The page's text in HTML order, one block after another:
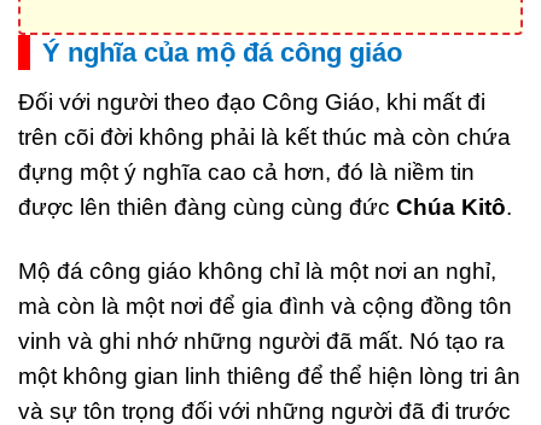
Ý nghĩa của mộ đá công giáo
Đối với người theo đạo Công Giáo, khi mất đi
trên cõi đời không phải là kết thúc mà còn chứa
đựng một ý nghĩa cao cả hơn, đó là niềm tin
được lên thiên đàng cùng cùng đức Chúa Kitô.
Mộ đá công giáo không chỉ là một nơi an nghỉ,
mà còn là một nơi để gia đình và cộng đồng tôn
vinh và ghi nhớ những người đã mất. Nó tạo ra
một không gian linh thiêng để thể hiện lòng tri ân
và sự tôn trọng đối với những người đã đi trước